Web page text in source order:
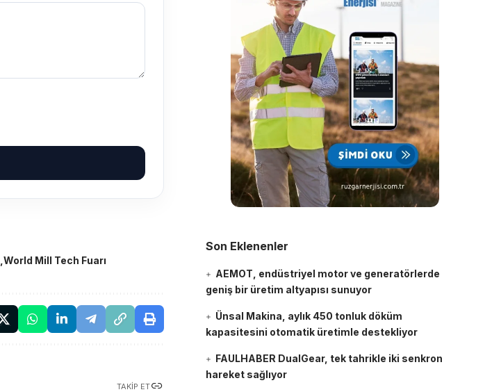
World Mill Tech Fuarı
TAKIP ET
Son Eklenenler
AEMOT, endüstriyel motor ve generatörlerde
geniş bir üretim altyapısı sunuyor
Ünsal Makina, aylık 450 tonluk döküm
kapasitesini otomatik üretimle destekliyor
FAULHABER DualGear, tek tahrikle iki senkron
hareket sağlıyor